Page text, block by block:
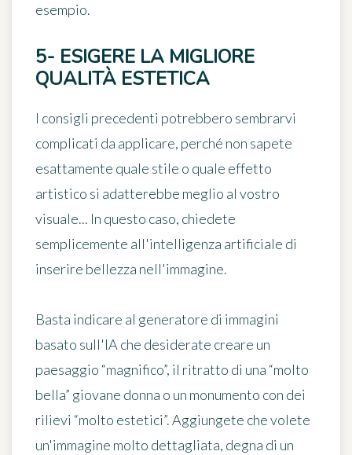
esempio.
5- ESIGERE LA MIGLIORE
QUALITÀ ESTETICA
I consigli precedenti potrebbero sembrarvi
complicati da applicare, perché non sapete
esattamente quale stile o quale effetto
artistico si adatterebbe meglio al vostro
visuale... In questo caso, chiedete
semplicemente all'intelligenza artificiale di
inserire bellezza nell'immagine.
Basta indicare al generatore di immagini
basato sull'IA che desiderate creare un
paesaggio “magnifico”, il ritratto di una “molto
bella” giovane donna o un monumento con dei
rilievi “molto estetici”. Aggiungete che volete
un'immagine molto dettagliata, degna di un